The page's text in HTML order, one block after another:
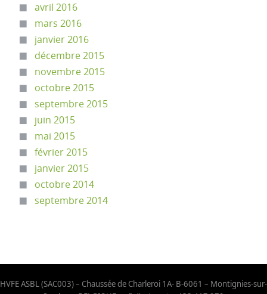
avril 2016
mars 2016
janvier 2016
décembre 2015
novembre 2015
octobre 2015
septembre 2015
juin 2015
mai 2015
février 2015
janvier 2015
octobre 2014
septembre 2014
HVFE ASBL (SAC003) – Chaussée de Charleroi 1A- B-6061 – Montignies-sur-